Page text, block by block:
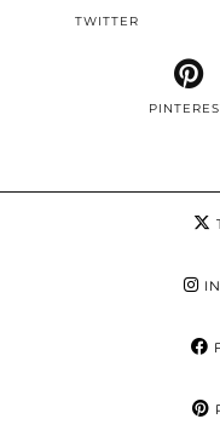
TWITTER